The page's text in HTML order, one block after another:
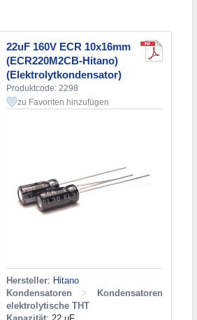
22uF 160V ECR 10x16mm
(ECR220M2CB-Hitano)
(Elektrolytkondensator)
Produktcode: 2298
zu Favoriten hinzufügen
Hersteller: Hitano
Kondensatoren
>
Kondensatoren
elektrolytische THT